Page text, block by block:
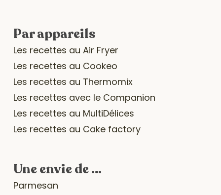
Par appareils
Les recettes au Air Fryer
Les recettes au Cookeo
Les recettes au Thermomix
Les recettes avec le Companion
Les recettes au MultiDélices
Les recettes au Cake factory
Une envie de …
Parmesan